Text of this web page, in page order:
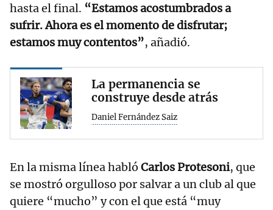
hasta el final. “Estamos acostumbrados a
sufrir. Ahora es el momento de disfrutar;
estamos muy contentos”, añadió.
La permanencia se
construye desde atrás
Daniel Fernández Saiz
En la misma línea habló Carlos Protesoni, que
se mostró orgulloso por salvar a un club al que
quiere “mucho” y con el que está “muy